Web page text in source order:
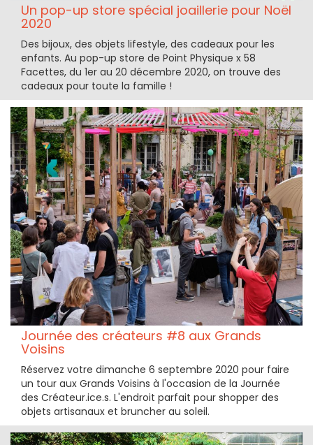
Un pop-up store spécial joaillerie pour Noël
2020
Des bijoux, des objets lifestyle, des cadeaux pour les
enfants. Au pop-up store de Point Physique x 58
Facettes, du 1er au 20 décembre 2020, on trouve des
cadeaux pour toute la famille !
Journée des créateurs #8 aux Grands
Voisins
Réservez votre dimanche 6 septembre 2020 pour faire
un tour aux Grands Voisins à l'occasion de la Journée
des Créateur.ice.s. L'endroit parfait pour shopper des
objets artisanaux et bruncher au soleil.